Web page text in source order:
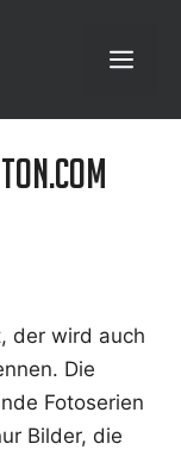
Menü
der wird auch
Die
Foto­se­ri­en
Bil­der, die